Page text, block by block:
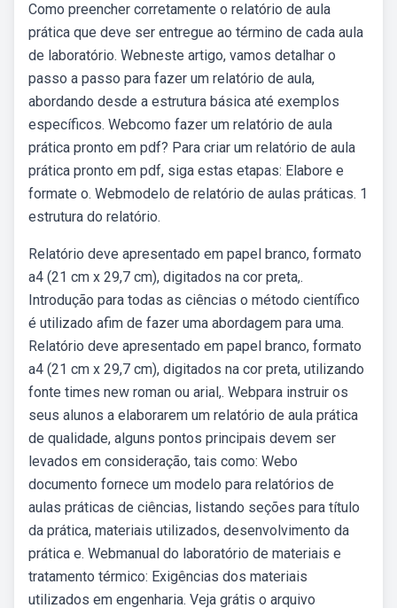
Como preencher corretamente o relatório de aula
prática que deve ser entregue ao término de cada aula
de laboratório. Webneste artigo, vamos detalhar o
passo a passo para fazer um relatório de aula,
abordando desde a estrutura básica até exemplos
específicos. Webcomo fazer um relatório de aula
prática pronto em pdf? Para criar um relatório de aula
prática pronto em pdf, siga estas etapas: Elabore e
formate o. Webmodelo de relatório de aulas práticas. 1
estrutura do relatório.
Relatório deve apresentado em papel branco, formato
a4 (21 cm x 29,7 cm), digitados na cor preta,.
Introdução para todas as ciências o método científico
é utilizado afim de fazer uma abordagem para uma.
Relatório deve apresentado em papel branco, formato
a4 (21 cm x 29,7 cm), digitados na cor preta, utilizando
fonte times new roman ou arial,. Webpara instruir os
seus alunos a elaborarem um relatório de aula prática
de qualidade, alguns pontos principais devem ser
levados em consideração, tais como: Webo
documento fornece um modelo para relatórios de
aulas práticas de ciências, listando seções para título
da prática, materiais utilizados, desenvolvimento da
prática e. Webmanual do laboratório de materiais e
tratamento térmico: Exigências dos materiais
utilizados em engenharia. Veja grátis o arquivo